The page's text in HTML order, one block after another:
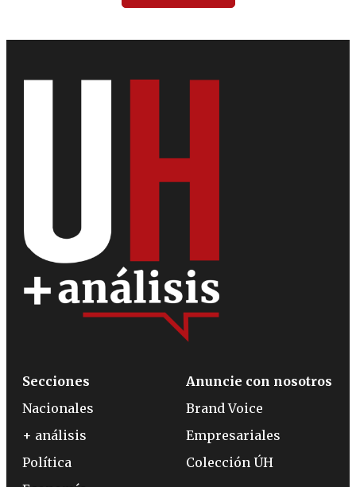
Secciones
Nacionales
+ análisis
Política
Anuncie con nosotros
Brand Voice
Empresariales
Colección ÚH